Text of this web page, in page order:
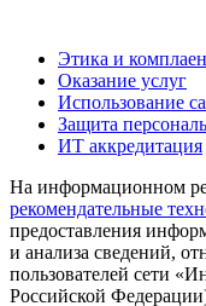
Этика и
Оказание услуг
Использование
Защита
ИТ аккредитация
На информационном
рекомендательные
предоставления
и анализа сведений,
пользователей сети
Российской